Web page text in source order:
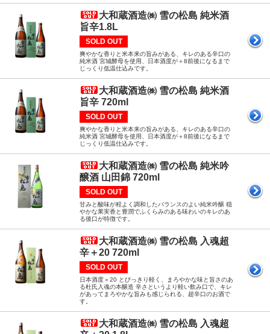
大和蔵酒造㈱ 雪の松島 純米酒
旨辛1.8L
SOLD OUT
爽やかな香りと米本来の旨みがある、キレのある辛口の
純米酒 宮城酵母を使用、日本酒度が＋8前後になるまで
じっくり低温仕込みです。
大和蔵酒造㈱ 雪の松島 純米酒
旨辛 720ml
SOLD OUT
爽やかな香りと米本来の旨みがある、キレのある辛口の
純米酒 宮城酵母を使用、日本酒度が＋8前後になるまで
じっくり低温仕込みです。
大和蔵酒造㈱ 雪の松島 純米吟
醸酒 山田錦 720ml
SOLD OUT
甘みと酸味が程よく調和したバランスのよい純米吟醸 穏
やかな果実香と豊潤でふくらみのある味わいのキレのあ
る後口が特徴です。
大和蔵酒造㈱ 雪の松島 入魂超
辛＋20 720ml
SOLD OUT
日本酒度＋20 とびっきり軽く、まろやかな味と旨さのあ
る杜氏入魂の本醸造 辛さというより軽い飲み口で、キレ
があってまろやかな旨みも感じられる、超辛口のお酒で
す。
大和蔵酒造㈱ 雪の松島 入魂超